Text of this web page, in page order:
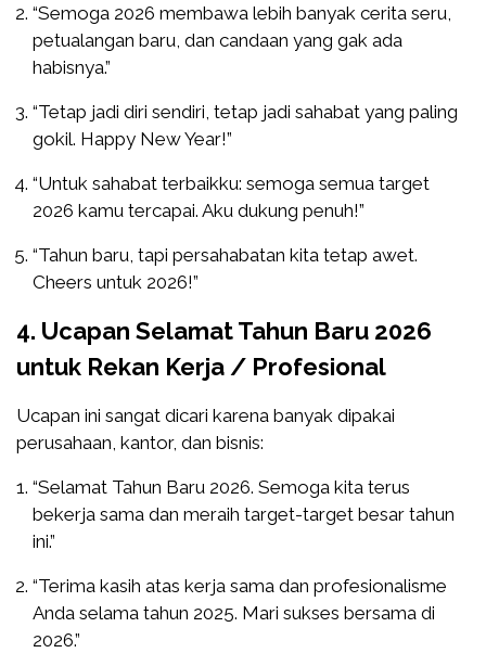
“Semoga 2026 membawa lebih banyak cerita seru,
petualangan baru, dan candaan yang gak ada
habisnya.”
“Tetap jadi diri sendiri, tetap jadi sahabat yang paling
gokil. Happy New Year!”
“Untuk sahabat terbaikku: semoga semua target
2026 kamu tercapai. Aku dukung penuh!”
“Tahun baru, tapi persahabatan kita tetap awet.
Cheers untuk 2026!”
4. Ucapan Selamat Tahun Baru 2026
untuk Rekan Kerja / Profesional
Ucapan ini sangat dicari karena banyak dipakai
perusahaan, kantor, dan bisnis:
“Selamat Tahun Baru 2026. Semoga kita terus
bekerja sama dan meraih target-target besar tahun
ini.”
“Terima kasih atas kerja sama dan profesionalisme
Anda selama tahun 2025. Mari sukses bersama di
2026.”